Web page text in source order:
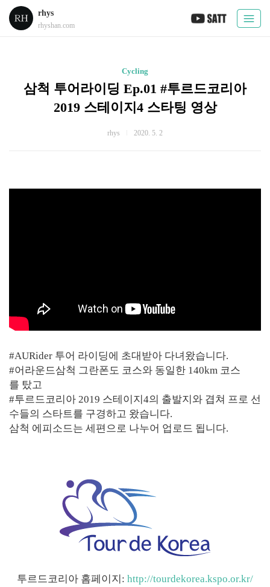
rhys
rhyshan.com
Cycling
삼척 투어라이딩 Ep.01 #투르드코리아
2019 스테이지4 스타팅 영상
rhys 2020. 5. 2
#AURider 투어 라이딩에 초대받아 다녀왔습니다.
#어라운드삼척 그란폰도 코스와 동일한 140km 코스
를 탔고
#투르드코리아 2019 스테이지4의 출발지와 겹쳐 프로 선
수들의 스타트를 구경하고 왔습니다.
삼척 에피소드는 세편으로 나누어 업로드 됩니다.
투르드코리아 홈페이지: http://tourdekorea.kspo.or.kr/